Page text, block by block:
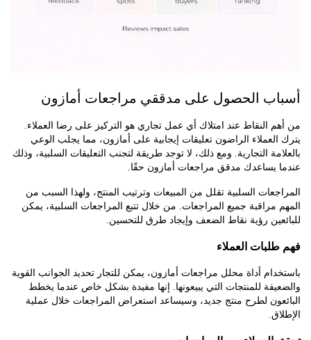
الحصول على مدققي مراجعات أمازون
النقاط عند امتلاك أي عمل تجاري هو التركيز على رضا العملاء.
الراضون تعليقات إيجابية على أمازون، مما يجلب الوعي
التجارية. ومع ذلك، لا توجد طريقة لتجنب التعليقات السلبية، وذلك
يساعدك مدقق مراجعات أمازون حقًا.
السلبية تقلل من المبيعات وترتيب المنتج، ولهذا السبب من
مراقبة جميع المراجعات. من خلال تتبع المراجعات السلبية، يمكن
رؤية نقاط الضعف وإيجاد طرق للتحسين.
العملاء
أداة محلل مراجعات أمازون، يمكن للتجار تحديد الجوانب القوية
للمنتجات التي يبيعونها. إنها مفيدة بشكل خاص عندما يخطط
لطرح منتج جديد، وسيساعد استعراض المراجعات خلال عملية